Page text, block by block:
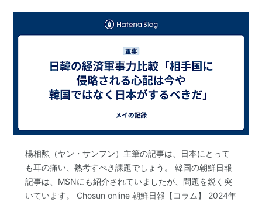
楊相勲（ヤン・サンフン）主筆の記事は、日本にとって
も耳の痛い、熟考すべき課題でしょう。 韓国の朝鮮日報
記事は、MSNにも紹介されていましたが、問題を鋭く突
いています。 Chosun online 朝鮮日報【コラム】 2024年